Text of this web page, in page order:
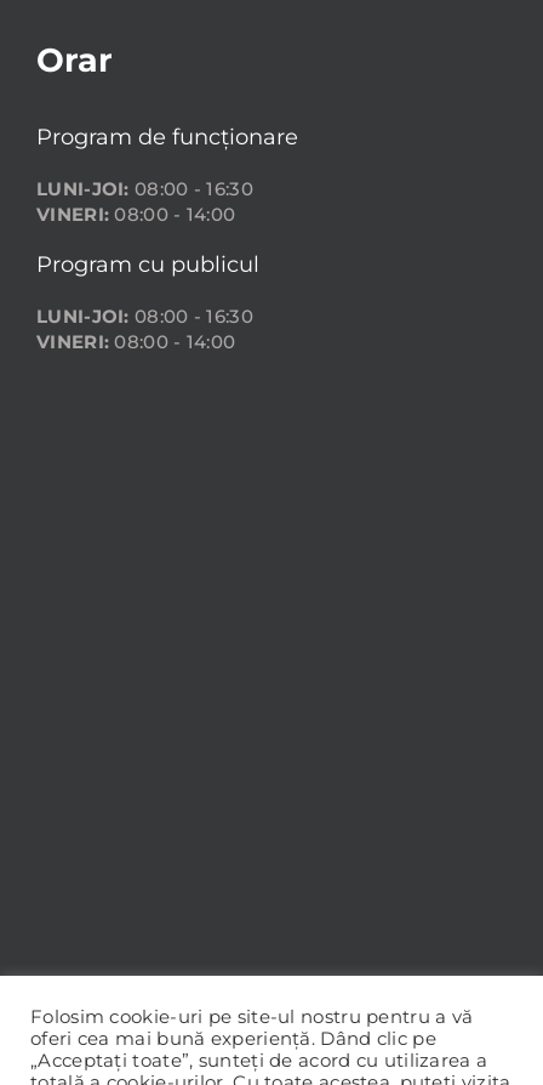
Orar
Program de funcționare
LUNI-JOI: 08:00 - 16:30
VINERI: 08:00 - 14:00
Program cu publicul
LUNI-JOI: 08:00 - 16:30
VINERI: 08:00 - 14:00
Folosim cookie-uri pe site-ul nostru pentru a vă
oferi cea mai bună experiență. Dând clic pe
„Acceptați toate”, sunteți de acord cu utilizarea a